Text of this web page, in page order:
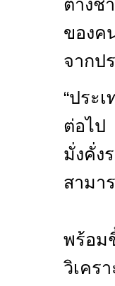
ต่างช
ของค
จากป
“ประ
ต่อไป
มั่งคั่ง
สามา
พร้อม
วิเคร